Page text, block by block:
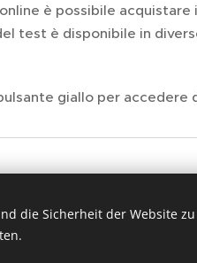
è possibile
test è disponibile in
giallo per accedere
online
die Sicherheit der Website zu